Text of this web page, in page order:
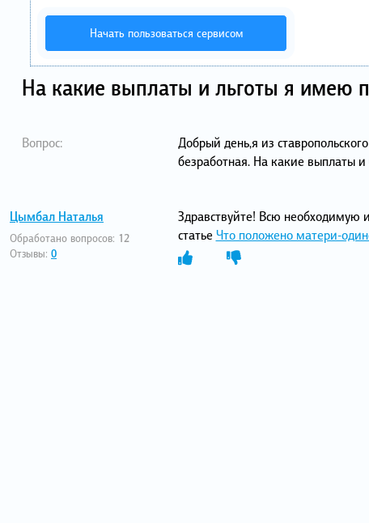
Начать пользоваться сервисом
На какие выплаты и льготы я имею
Вопрос:
Добрый день,я из
безработная. На какие выплаты
Цымбал Наталья
Обработано вопросов: 12
Отзывы: 0
Здравствуйте! Всю
статье Что положено матери-